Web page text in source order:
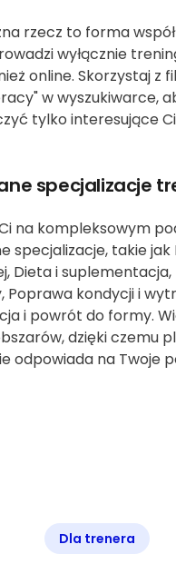
rzecz to forma
wyłącznie
online. Skorzystaj z
w wyszukiwarce,
tylko interesujące
specjalizacje
na kompleksowym
specjalizacje, takie jak
Dieta i
Poprawa kondycji i
i powrót do formy.
dzięki czemu
odpowiada na Twoje
Dla trenera